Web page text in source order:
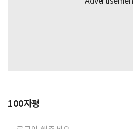
100자평